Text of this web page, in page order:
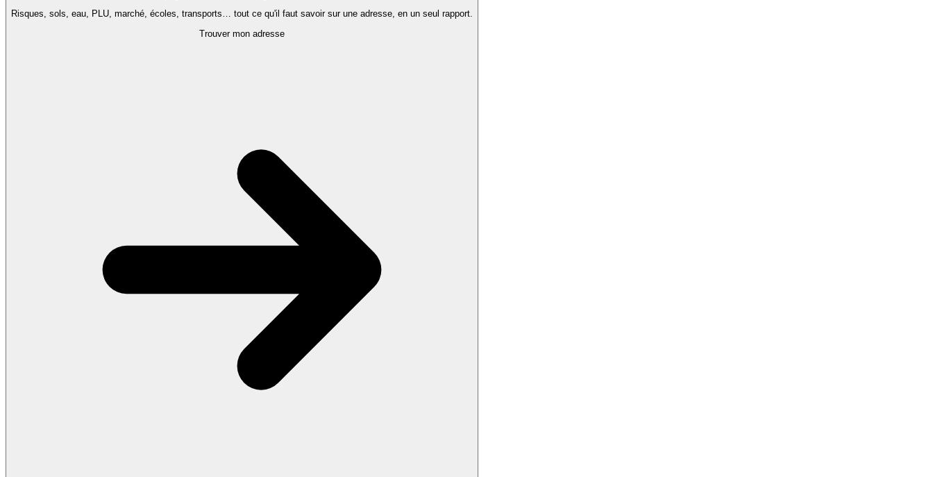
Risques, sols, eau, PLU, marché, écoles, transports… tout ce qu'il faut savoir sur une adresse, en un seul rapport.
Trouver mon adresse